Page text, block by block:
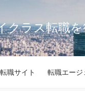
クラス転職
転職サイト 転職エージ